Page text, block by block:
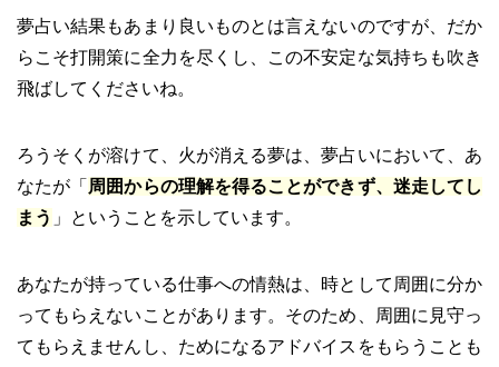
夢占い結果もあまり良いものとは言えないのですが、だか
らこそ打開策に全力を尽くし、この不安定な気持ちも吹き
飛ばしてくださいね。
ろうそくが溶けて、火が消える夢は、夢占いにおいて、あ
なたが「 周囲からの理解を得ることができず、迷走してし
まう 」ということを示しています。
あなたが持っている仕事への情熱は、時として周囲に分か
ってもらえないことがあります。そのため、周囲に見守っ
てもらえませんし、ためになるアドバイスをもらうことも